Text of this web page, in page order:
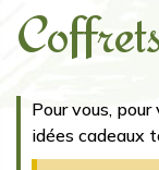
Pour vous,
idées cadeaux